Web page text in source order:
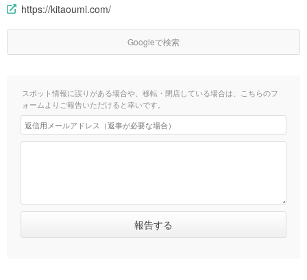
https://kitaoumi.com/
Googleで検索
スポット情報に誤りがある場合や、移転・閉店している場合は、こちらのフ
ォームよりご報告いただけると幸いです。